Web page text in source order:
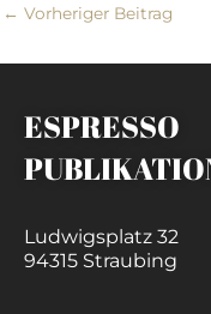
← Vorheriger Beitrag
ESPRESSO
Ludwigsplatz 32
94315 Straubing